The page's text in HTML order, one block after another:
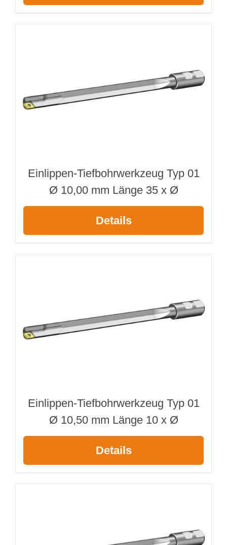
Einlippen-Tiefbohrwerkzeug Typ 01
Ø 10,00 mm Länge 35 x Ø
Details
Einlippen-Tiefbohrwerkzeug Typ 01
Ø 10,50 mm Länge 10 x Ø
Details